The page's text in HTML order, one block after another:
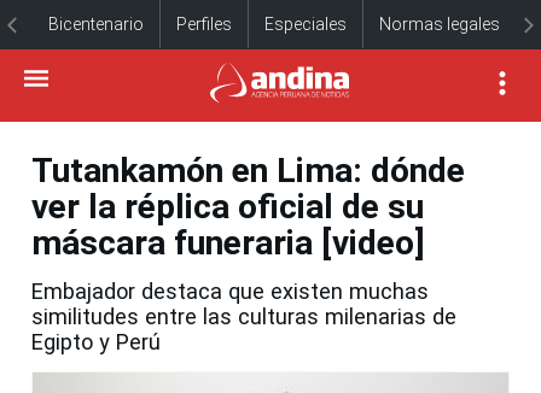
Bicentenario Perfiles Especiales Normas legales
Tutankamón en Lima: dónde
ver la réplica oficial de su
máscara funeraria [video]
Embajador destaca que existen muchas
similitudes entre las culturas milenarias de
Egipto y Perú